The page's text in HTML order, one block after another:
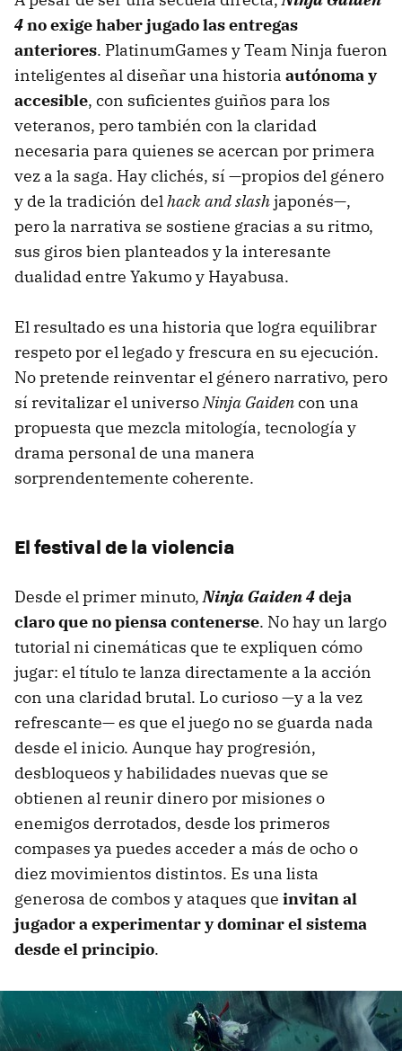
4no exige haber jugado las entregas
anteriores. PlatinumGames y Team Ninja fueron
inteligentes al diseñar una historia autónoma y
accesible, con suficientes guiños para los
veteranos, pero también con la claridad
necesaria para quienes se acercan por primera
vez a la saga. Hay clichés, sí —propios del género
y de la tradición delhack and slashjaponés—,
pero la narrativa se sostiene gracias a su ritmo,
sus giros bien planteados y la interesante
dualidad entre Yakumo y Hayabusa.
El resultado es una historia que logra equilibrar
respeto por el legado y frescura en su ejecución.
No pretende reinventar el género narrativo, pero
sí revitalizar el universoNinja Gaidencon una
propuesta que mezcla mitología, tecnología y
drama personal de una manera
sorprendentemente coherente.
El festival de la violencia
Desde el primer minuto,Ninja Gaiden 4deja
claro que no piensa contenerse. No hay un largo
tutorial ni cinemáticas que te expliquen cómo
jugar: el título te lanza directamente a la acción
con una claridad brutal. Lo curioso —y a la vez
refrescante— es que el juego no se guarda nada
desde el inicio. Aunque hay progresión,
desbloqueos y habilidades nuevas que se
obtienen al reunir dinero por misiones o
enemigos derrotados, desde los primeros
compases ya puedes acceder a más de ocho o
diez movimientos distintos. Es una lista
generosa de combos y ataques que invitan al
jugador a experimentar y dominar el sistema
desde el principio.